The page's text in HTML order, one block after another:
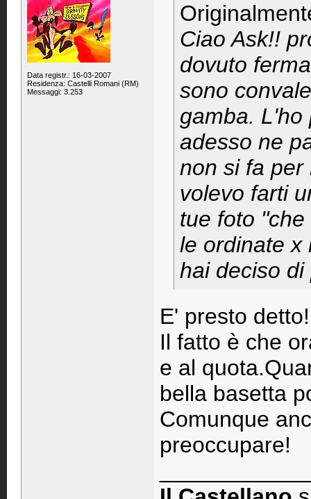
Data registr.: 16-03-2007
Residenza: Castelli Romani (RM)
Messaggi: 3.253
Ciao Ask!!
dovuto
sono
gamba. L'ho
adesso ne
non si fa per
volevo farti
tue foto
le ordinate x
hai deciso
E' presto detto!
Il fatto è che
e al
bella basetta
Comunque
preoccupare!